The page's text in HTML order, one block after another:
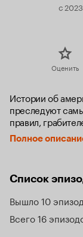
с
Оценить
Истории об
преследуют
правил,
от шоссе до
Полное
Список
Вышло 10
Всего 16